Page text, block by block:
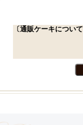
〔通販ケーキについ